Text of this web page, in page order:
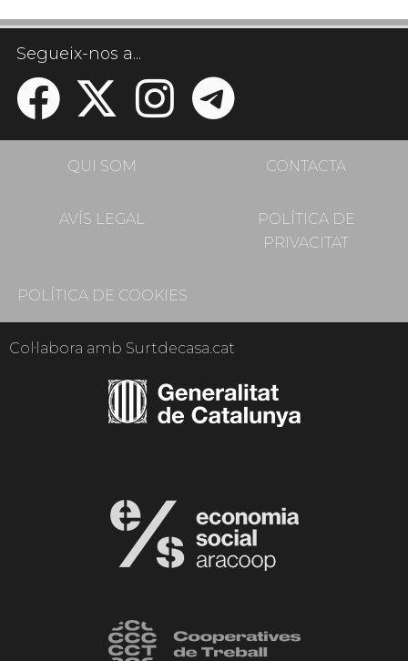
Segueix-nos a...
QUI SOM CONTACTA
AVÍS LEGAL
POLÍTICA DE
PRIVACITAT
POLÍTICA DE COOKIES
Col·labora amb Surtdecasa.cat